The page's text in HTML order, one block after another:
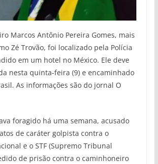
Marcos Antônio Pereira Gomes, mais
Zé Trovão, foi localizado pela Polícia
em um hotel no México. Ele deve
nesta quinta-feira (9) e encaminhado
As informações são do jornal O
foragido há uma semana, acusado
de caráter golpista contra o
e o STF (Supremo Tribunal
de prisão contra o caminhoneiro